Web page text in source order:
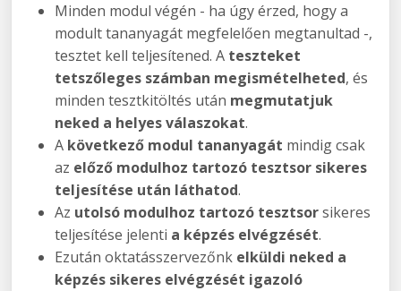
Minden modul végén - ha úgy érzed, hogy a
modult tananyagát megfelelően megtanultad -,
tesztet kell teljesítened. A teszteket
tetszőleges számban megismételheted, és
minden tesztkitöltés után megmutatjuk
neked a helyes válaszokat.
A következő modul tananyagát mindig csak
az előző modulhoz tartozó tesztsor sikeres
teljesítése után láthatod.
Az utolsó modulhoz tartozó tesztsorsikeres
teljesítése jelenti a képzés elvégzését.
Ezután oktatásszervezőnk elküldi neked a
képzés sikeres elvégzését igazoló